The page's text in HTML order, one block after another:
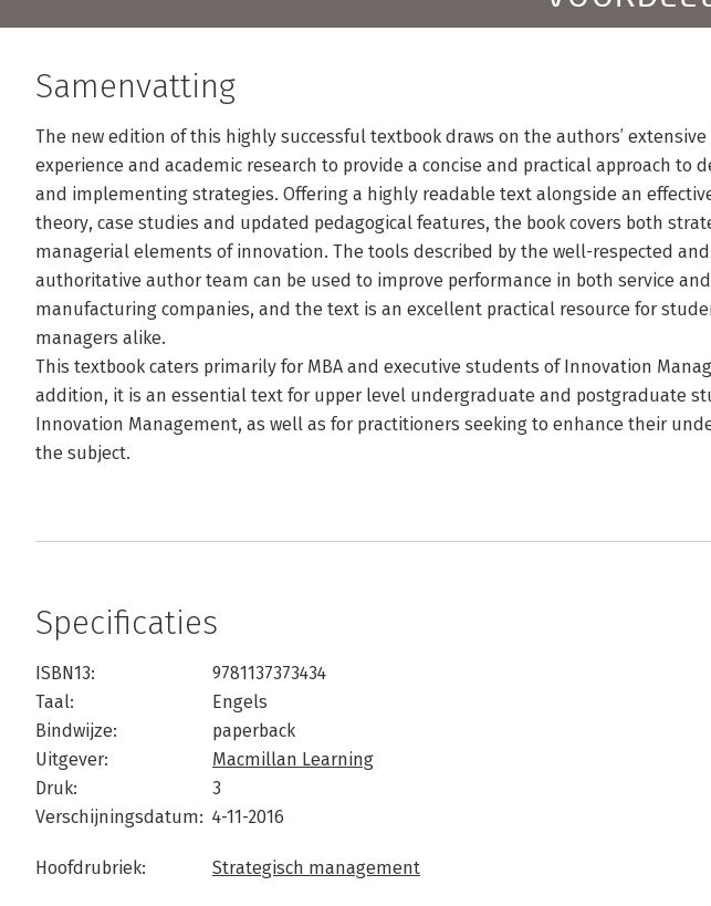
Samenvatting
The new edition of this highly successful textbook draws on the authors’
experience and academic research to provide a concise and practical approach to
and implementing strategies. Offering a highly readable text alongside an
theory, case studies and updated pedagogical features, the book covers both
managerial elements of innovation. The tools described by the well-respected and
authoritative author team can be used to improve performance in both service and
manufacturing companies, and the text is an excellent practical resource for
managers alike.
This textbook caters primarily for MBA and executive students of Innovation
addition, it is an essential text for upper level undergraduate and postgraduate
Innovation Management, as well as for practitioners seeking to enhance their
the subject.
Specificaties
ISBN13:
9781137373434
Taal:
Engels
Bindwijze:
paperback
Uitgever:
Macmillan Learning
Druk:
3
Verschijningsdatum: 4-11-2016
Hoofdrubriek: Strategisch management